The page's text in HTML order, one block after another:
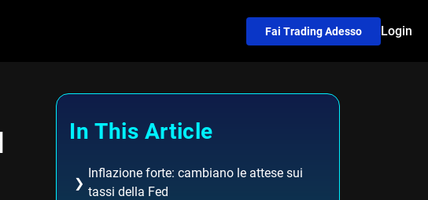
Fai Trading Adesso Login
In This Article
❯
Inflazione forte: cambiano le attese sui
tassi della Fed